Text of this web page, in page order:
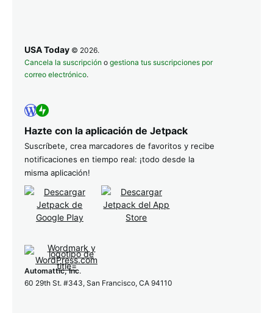
USA Today © 2026.
Cancela la suscripción o gestiona tus suscripciones por
correo electrónico.
Hazte con la aplicación de Jetpack
Suscríbete, crea marcadores de favoritos y recibe
notificaciones en tiempo real: ¡todo desde la
misma aplicación!
Automattic, Inc.
60 29th St. #343, San Francisco, CA 94110